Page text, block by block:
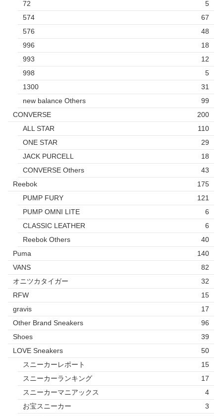
72
5
574
67
576
48
996
18
993
12
998
5
1300
31
new balance Others
99
CONVERSE
200
ALL STAR
110
ONE STAR
29
JACK PURCELL
18
CONVERSE Others
43
Reebok
175
PUMP FURY
121
PUMP OMNI LITE
6
CLASSIC LEATHER
6
Reebok Others
40
Puma
140
VANS
82
オニツカタイガー
32
RFW
15
gravis
17
Other Brand Sneakers
96
Shoes
39
LOVE Sneakers
50
スニーカーレポート
15
スニーカーランキング
17
スニーカーマニアックス
4
お宝スニーカー
3